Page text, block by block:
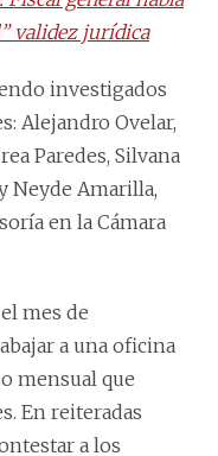
validez jurídica
investigados
Alejandro Ovelar,
Paredes, Silvana
Neyde Amarilla,
en la Cámara
mes de
a una oficina
mensual que
En reiteradas
a los